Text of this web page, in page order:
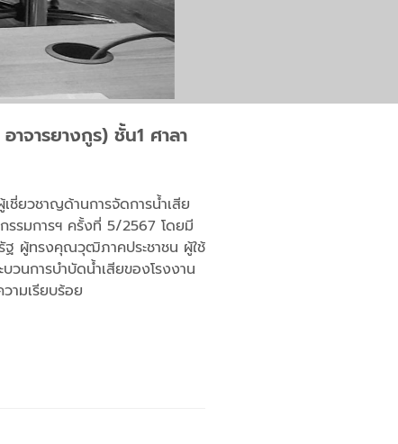
จารยางกูร) ชั้น1 ศาลา
ชี่ยวชาญด้านการจัดการน้ำเสีย
รรมการฯ ครั้งที่ 5/2567 โดยมี
ฐ ผู้ทรงคุณวุฒิภาคประชาชน ผู้ใช้
นการบำบัดน้ำเสียของโรงงาน
ามเรียบร้อย